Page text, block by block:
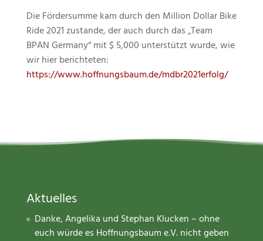
Die Fördersumme kam durch den Million Dollar Bike
Ride 2021 zustande, der auch durch das „Team
BPAN Germany“ mit $ 5,000 unterstützt wurde, wie
wir hier berichteten:
https://www.hoffnungsbaum.de/mdbr2021erfolg/
Aktuelles
Danke, Angelika und Stephan Klucken – ohne
euch würde es Hoffnungsbaum e.V. nicht geben